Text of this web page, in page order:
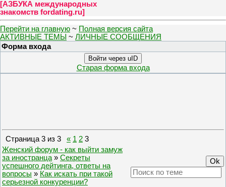
[АЗБУКА международных
знакомств fordating.ru]
Перейти на главную ~ Полная версия сайта
АКТИВНЫЕ ТЕМЫ ~ ЛИЧНЫЕ СООБЩЕНИЯ
Форма входа
Войти через uID
Старая форма входа
Страница3 из 3 « 1 2 3
Женский форум - как выйти замуж
за иностранца » Секреты
успешного дейтинга, ответы на
вопросы » Как искать при такой
серьезной конкуренции?